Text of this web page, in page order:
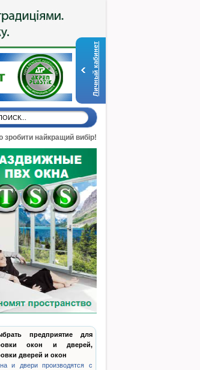
Личный кабинет
зробити найкращий вибір!
предприятие для
окон и дверей,
дверей и окон
и двери производятся с